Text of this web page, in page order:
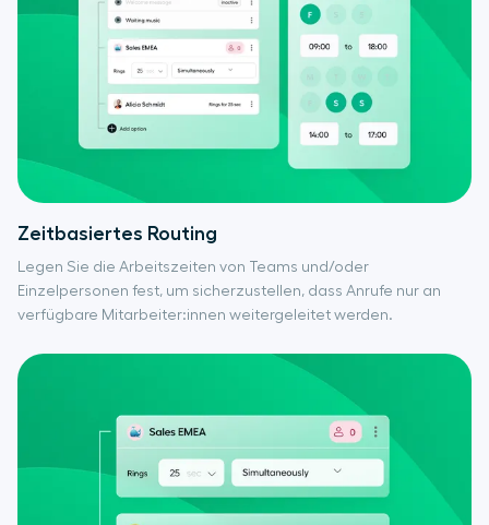
Zeitbasiertes Routing
Legen Sie die Arbeitszeiten von Teams und/oder
Einzelpersonen fest, um sicherzustellen, dass Anrufe nur an
verfügbare Mitarbeiter:innen weitergeleitet werden.